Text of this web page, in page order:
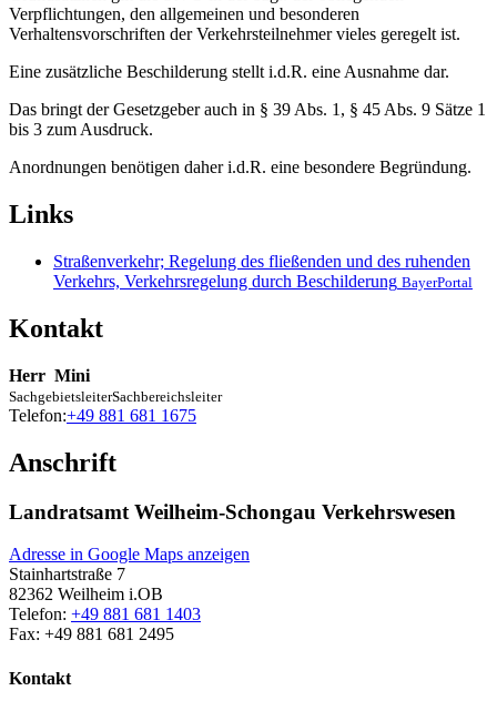
Verpflichtungen, den allgemeinen und besonderen
Verhaltensvorschriften der Verkehrsteilnehmer vieles geregelt ist.
Eine zusätzliche Beschilderung stellt i.d.R. eine Ausnahme dar.
Das bringt der Gesetzgeber auch in § 39 Abs. 1, § 45 Abs. 9 Sätze 1
bis 3 zum Ausdruck.
Anordnungen benötigen daher i.d.R. eine besondere Begründung.
Links
Straßenverkehr; Regelung des fließenden und des ruhenden
Verkehrs, Verkehrsregelung durch Beschilderung BayerPortal
Kontakt
Herr Mini
SachgebietsleiterSachbereichsleiter
Telefon:+49 881 681 1675
Anschrift
Landratsamt Weilheim-Schongau Verkehrswesen
Adresse in Google Maps anzeigen
Stainhartstraße 7
82362 Weilheim i.OB
Telefon: +49 881 681 1403
Fax: +49 881 681 2495
Kontakt